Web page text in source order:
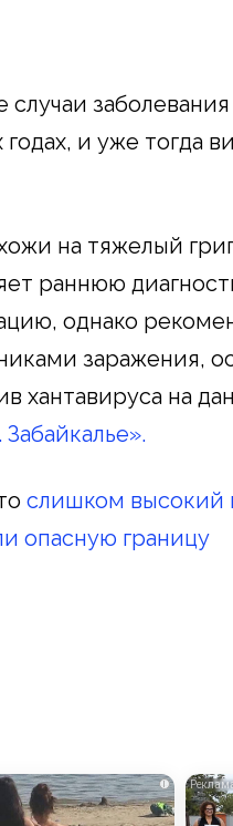
и уже тогда
на тяжелый
раннюю
однако
заражения,
хантавируса на
слишком высокий
опасную границу
i